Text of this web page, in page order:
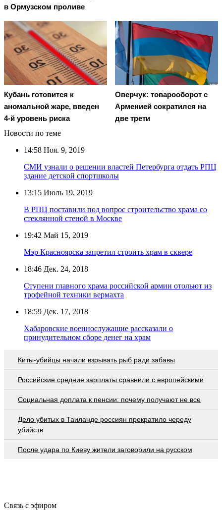
в Ормузском проливе
Кубань готовится к
аномальной жаре, введен
4-й уровень риска
Оверчук: товарооборот с
Арменией сократился на
две трети
Новости по теме
14:58 Ноя. 9, 2019
СМИ узнали о решении властей Петербурга отдать РПЦ
здание детской спортшколы
13:15 Июль 19, 2019
В РПЦ поставили под вопрос строительство храма со
стеклянной стеной в Москве
19:42 Май 15, 2019
Мэр Красноярска запретил строить храм в сквере
18:46 Дек. 24, 2018
Ступени главного храма российской армии отольют из
трофейной техники вермахта
18:59 Дек. 17, 2018
Хабаровские военнослужащие рассказали о
принудительном сборе денег на храм
Киты-убийцы начали взрывать рыб ради забавы
Российские средние зарплаты сравнили с европейскими
Социальная доплата к пенсии: почему получают не все
Дело убитых в Таиланде россиян прекратило череду
убийств
После удара по Киеву жители заговорили на русском
Связь с эфиром